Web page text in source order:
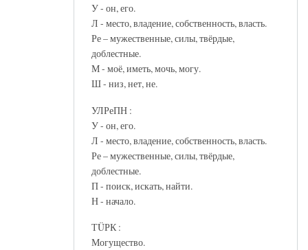
У - он, его.
Л - место, владение, собственность, власть.
Ре – мужественные, силы, твёрдые,
доблестные.
М - моё, иметь, мочь, могу.
Ш - низ, нет, не.
УЛРеПН :
У - он, его.
Л - место, владение, собственность, власть.
Ре – мужественные, силы, твёрдые,
доблестные.
П - поиск, искать, найти.
Н - начало.
ТÜРК :
Могущество.